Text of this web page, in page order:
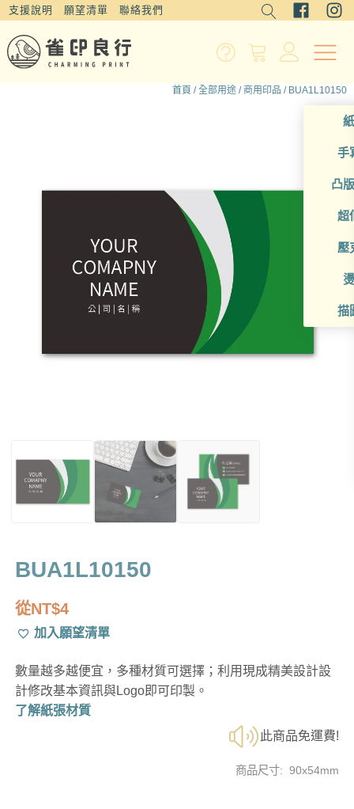
支援說明 願望清單 聯絡我們
手
凸
超
壓
描
首頁 /全部用途 / 商用印品 / BUA1L10150
BUA1L10150
從NT$4
加入願望清單
數量越多越便宜，多種材質可選擇；利用現成精美設計設
計修改基本資訊與Logo即可印製。
了解紙張材質
此商品免運費!
商品尺寸: 90x54mm